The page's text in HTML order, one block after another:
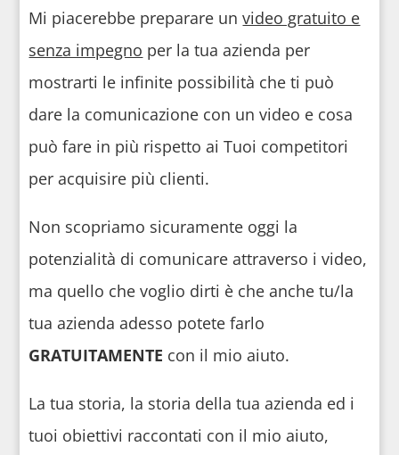
Mi piacerebbe preparare unvideo gratuito e
senza impegno per la tua azienda per
mostrarti le infinite possibilità che ti può
dare la comunicazione con un video e cosa
può fare in più rispetto ai Tuoi competitori
per acquisire più clienti.
Non scopriamo sicuramente oggi la
potenzialità di comunicare attraverso i video,
ma quello che voglio dirti è che anche tu/la
tua azienda adesso potete farlo
GRATUITAMENTE con il mio aiuto.
La tua storia, la storia della tua azienda ed i
tuoi obiettivi raccontati con il mio aiuto,